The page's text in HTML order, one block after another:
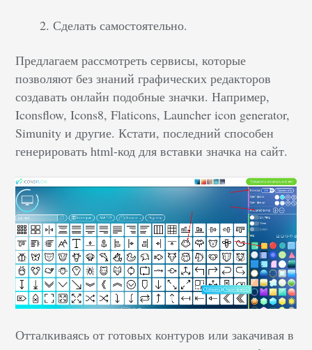
Сделать самостоятельно.
Предлагаем рассмотреть сервисы, которые
позволяют без знаний графических редакторов
создавать онлайн подобные значки. Например,
Iconsflow, Icons8, Flaticons, Launcher icon generator,
Simunity и другие. Кстати, последний способен
генерировать html-код для вставки значка на сайт.
Отталкиваясь от готовых контуров или закачивая в